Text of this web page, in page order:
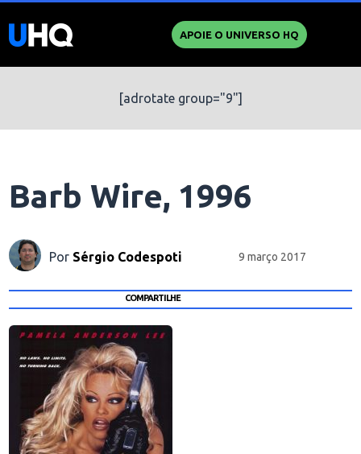
APOIE O UNIVERSO HQ
[adrotate group="9"]
Barb Wire, 1996
Por Sérgio Codespoti 9 março 2017
COMPARTILHE